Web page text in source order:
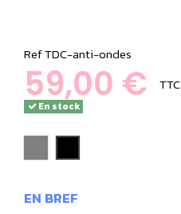
RefTDC-anti-ondes
59,00 € TTC
En stock
EN BREF